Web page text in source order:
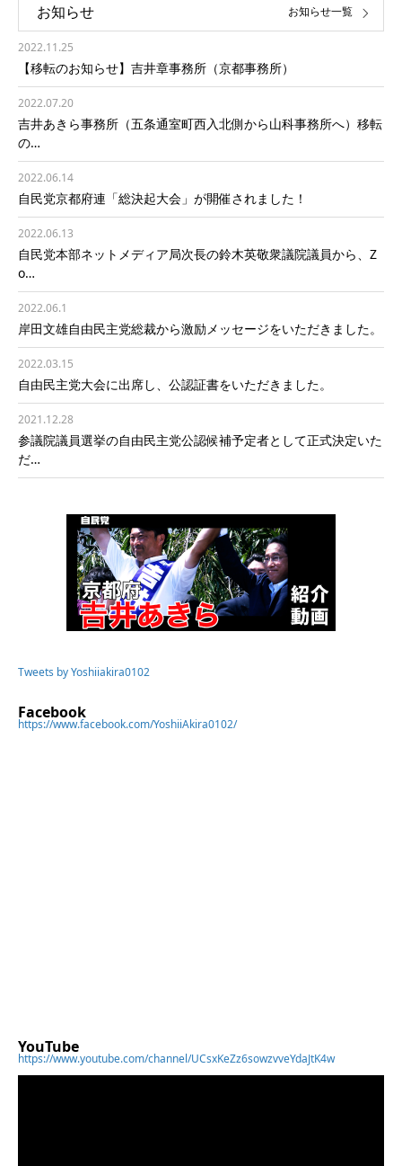
お知らせ
2022.11.25
【移転のお知らせ】吉井章事務所（京都事務所）
2022.07.20
吉井あきら事務所（五条通室町西入北側から山科事務所へ）移転
の…
2022.06.14
自民党京都府連「総決起大会」が開催されました！
2022.06.13
自民党本部ネットメディア局次長の鈴木英敬衆議院議員から、Z
o…
2022.06.1
岸田文雄自由民主党総裁から激励メッセージをいただきました。
2022.03.15
自由民主党大会に出席し、公認証書をいただきました。
2021.12.28
参議院議員選挙の自由民主党公認候補予定者として正式決定いた
だ…
お知らせ一覧
Tweets by Yoshiiakira0102
Facebook
https://www.facebook.com/YoshiiAkira0102/
YouTube
https://www.youtube.com/channel/UCsxKeZz6sowzvveYdaJtK4w